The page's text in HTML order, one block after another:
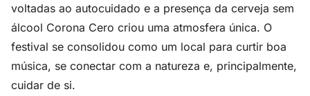
voltadas ao autocuidado e a presença da cerveja sem
álcool Corona Cero criou uma atmosfera única. O
festival se consolidou como um local para curtir boa
música, se conectar com a natureza e, principalmente,
cuidar de si.